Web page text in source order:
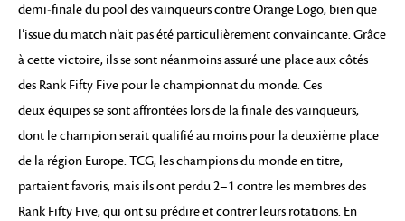
demi-finale du pool des vainqueurs contre Orange Logo, bien que
l’issue du match n’ait pas été particulièrement convaincante. Grâce
à cette victoire, ils se sont néanmoins assuré une place aux côtés
des Rank Fifty Five pour le championnat du monde. Ces
deux équipes se sont affrontées lors de la finale des vainqueurs,
dont le champion serait qualifié au moins pour la deuxième place
de la région Europe. TCG, les champions du monde en titre,
partaient favoris, mais ils ont perdu 2–1 contre les membres des
Rank Fifty Five, qui ont su prédire et contrer leurs rotations. En